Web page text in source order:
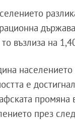
то възлиза на
е
промяна
през